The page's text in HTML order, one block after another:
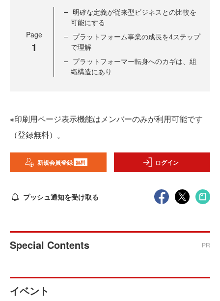
Page
1
明確な定義が従来型ビジネスとの比較を
可能にする
プラットフォーム事業の成長を4ステップ
で理解
プラットフォーマー転身へのカギは、組
織構造にあり
※印刷用ページ表示機能はメンバーのみが利用可能です
（登録無料）。
新規会員登録 無料 ログイン
プッシュ通知を受け取る
Special Contents PR
イベント